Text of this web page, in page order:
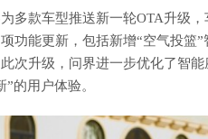
多款车型推送新一轮OTA升级
功能更新，包括新增“空气投篮
次升级，问界进一步优化了智
的用户体验。